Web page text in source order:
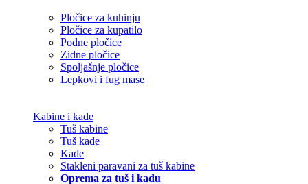
Pločice za kuhinju
Pločice za kupatilo
Podne pločice
Zidne pločice
Spoljašnje pločice
Lepkovi i fug mase
Kabine i kade
Tuš kabine
Tuš kade
Kade
Stakleni paravani za tuš kabine
Oprema za tuš i kadu